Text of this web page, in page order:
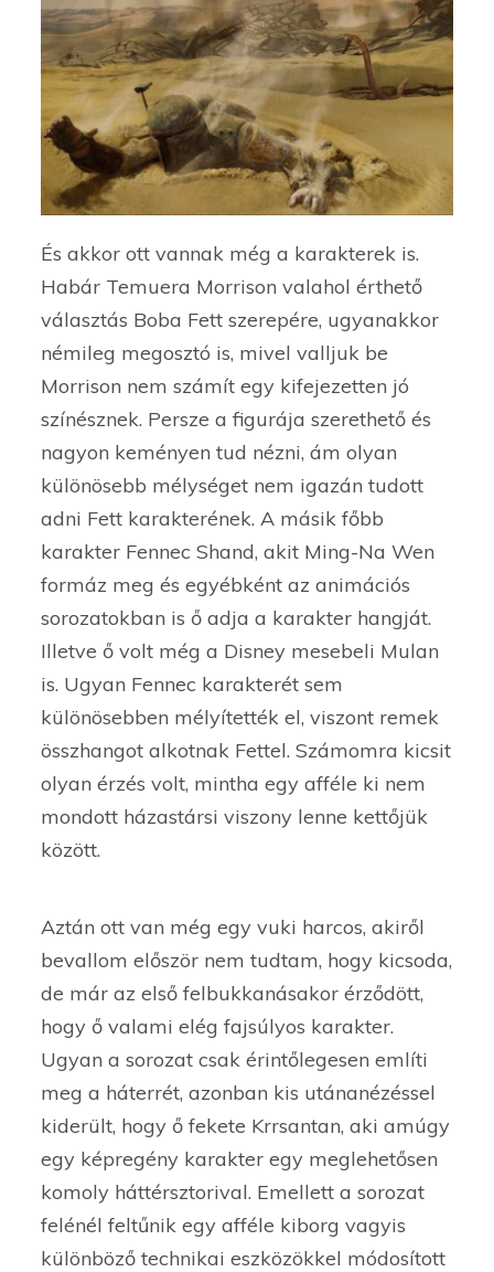
És akkor ott vannak még a karakterek is.
Habár Temuera Morrison valahol érthető
választás Boba Fett szerepére, ugyanakkor
némileg megosztó is, mivel valljuk be
Morrison nem számít egy kifejezetten jó
színésznek. Persze a figurája szerethető és
nagyon keményen tud nézni, ám olyan
különösebb mélységet nem igazán tudott
adni Fett karakterének. A másik főbb
karakter Fennec Shand, akit Ming-Na Wen
formáz meg és egyébként az animációs
sorozatokban is ő adja a karakter hangját.
Illetve ő volt még a Disney mesebeli Mulan
is. Ugyan Fennec karakterét sem
különösebben mélyítették el, viszont remek
összhangot alkotnak Fettel. Számomra kicsit
olyan érzés volt, mintha egy afféle ki nem
mondott házastársi viszony lenne kettőjük
között.
Aztán ott van még egy vuki harcos, akiről
bevallom először nem tudtam, hogy kicsoda,
de már az első felbukkanásakor érződött,
hogy ő valami elég fajsúlyos karakter.
Ugyan a sorozat csak érintőlegesen említi
meg a háterrét, azonban kis utánanézéssel
kiderült, hogy ő fekete Krrsantan, aki amúgy
egy képregény karakter egy meglehetősen
komoly háttérsztorival. Emellett a sorozat
felénél feltűnik egy afféle kiborg vagyis
különböző technikai eszközökkel módosított